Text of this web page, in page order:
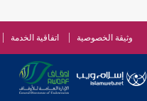
وثيقة الخصوصية اتفاقية الخدمة